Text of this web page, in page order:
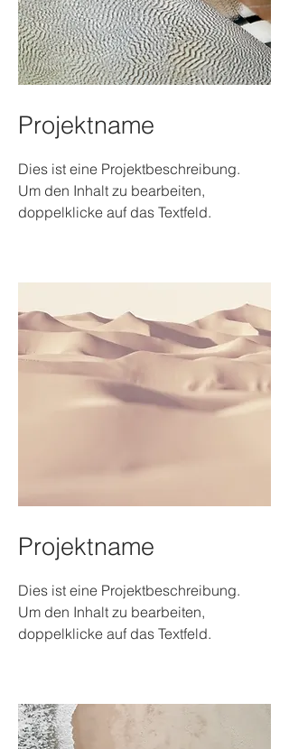
Projektname
Dies ist eine Projektbeschreibung.
Um den Inhalt zu bearbeiten,
doppelklicke auf das Textfeld.
Projektname
Dies ist eine Projektbeschreibung.
Um den Inhalt zu bearbeiten,
doppelklicke auf das Textfeld.